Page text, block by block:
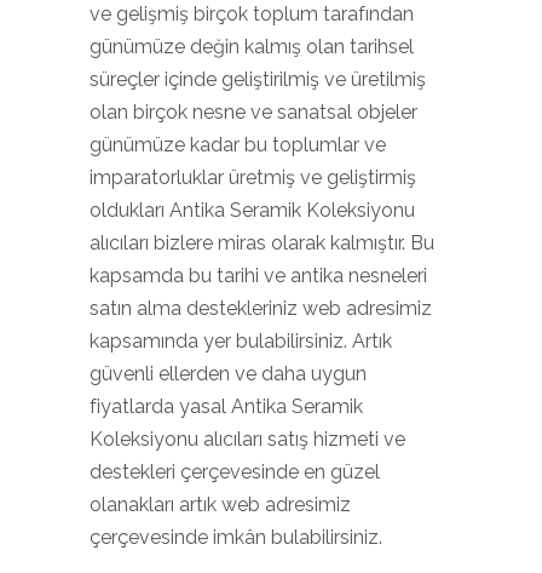
ve gelişmiş birçok toplum tarafından
günümüze değin kalmış olan tarihsel
süreçler içinde geliştirilmiş ve üretilmiş
olan birçok nesne ve sanatsal objeler
günümüze kadar bu toplumlar ve
imparatorluklar üretmiş ve geliştirmiş
oldukları Antika Seramik Koleksiyonu
alıcıları bizlere miras olarak kalmıştır. Bu
kapsamda bu tarihi ve antika nesneleri
satın alma destekleriniz web adresimiz
kapsamında yer bulabilirsiniz. Artık
güvenli ellerden ve daha uygun
fiyatlarda yasal Antika Seramik
Koleksiyonu alıcıları satış hizmeti ve
destekleri çerçevesinde en güzel
olanakları artık web adresimiz
çerçevesinde imkân bulabilirsiniz.